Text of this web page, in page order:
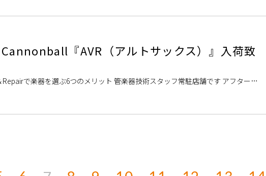
Cannonball『AVR（アルトサックス）』入荷致
で楽器を選ぶ6つのメリット 管楽器技術スタッフ常駐店舗です アフターサ
[…]